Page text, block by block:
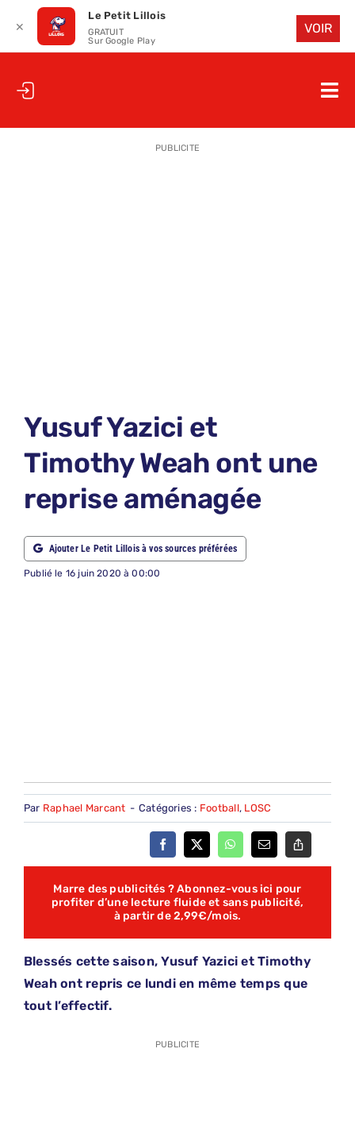
à
NOUS
PUBLICITE
Yusuf Yazici et
Timothy Weah ont une
reprise aménagée
Ajouter Le Petit Lillois à vos sources préférées
Publié le 16 juin 2020 à 00:00
Par Raphael Marcant - Catégories : Football, LOSC
Marre des publicités ? Abonnez-vous ici pour
profiter d’une lecture fluide et sans publicité,
à partir de 2,99€/mois.
Blessés cette saison, Yusuf Yazici et Timothy
Weah ont repris ce lundi en même temps que
tout l’effectif.
PUBLICITE
✕
Le Petit Lillois
GRATUIT
Sur Google Play
VOIR